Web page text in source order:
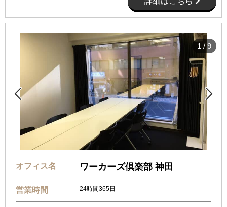
 
1 / 9
オフィス名 ワーカーズ倶楽部 神田
営業時間 24時間365日